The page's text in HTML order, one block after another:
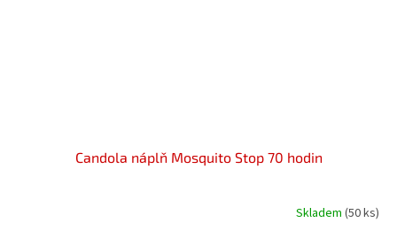
Candola náplň Mosquito Stop 70 hodin
Skladem (50 ks)